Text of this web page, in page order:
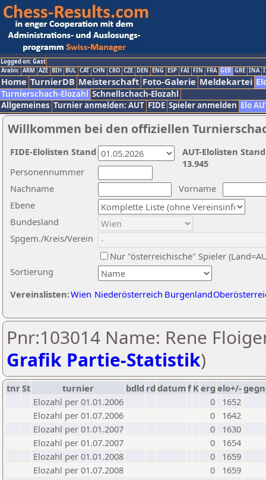
Logged on: Gast
Arabic ARM AZE BIH BUL CAT CHN CRO CZE DEN ENG ESP FAI FIN FRA GER GRE INA
Home TurnierDB Meisterschaft Foto-Galerie Meldekartei
Turnierschach-Elozahl Schnellschach-Elozahl
Allgemeines Turnier anmelden: AUT FIDE Spieler anmelden Elo
Willkommen bei den offiziellen
Nachname
Vorname
Ebene
Sortierung
Personennummer
Bundesland
Spgem./Kreis/Verein
Nur "österreichische" Spieler
Vereinslisten:Wien Niederösterreich Burgenland
AUT-Elolisten
13.945
FIDE-Elolisten Stand
Pnr:103014 Name: Rene
Grafik Partie-Statistik)
tnrSt turnier bdld rd datumf Kerg elo+/-
Elozahl per 01.01.2006
0
1652
Elozahl per 01.07.2006
0
1642
Elozahl per 01.01.2007
0
1630
Elozahl per 01.07.2007
0
1654
Elozahl per 01.01.2008
0
1659
Elozahl per 01.07.2008
0
1659